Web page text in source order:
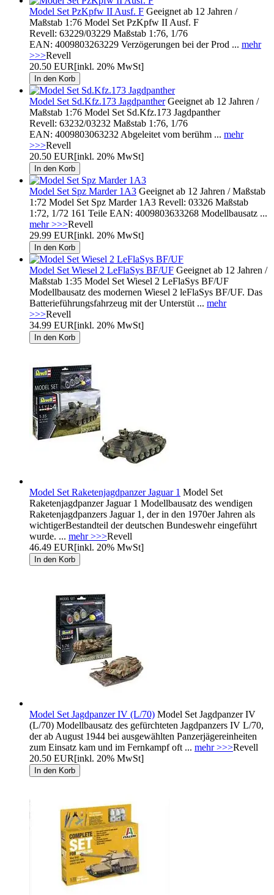
Model Set PzKpfw II Ausf. F Geeignet ab 12 Jahren /
Maßstab 1:76 Model Set PzKpfw II Ausf. F
Revell: 63229/03229 Maßstab 1:76, 1/76
EAN: 4009803263229 Verzögerungen bei der Prod ... mehr
>>>Revell
20.50 EUR[inkl. 20% MwSt]
Model Set Sd.Kfz.173 JagdpantherGeeignet ab 12 Jahren /
Maßstab 1:76 Model Set Sd.Kfz.173 Jagdpanther
Revell: 63232/03232 Maßstab 1:76, 1/76
EAN: 4009803063232 Abgeleitet vom berühm ... mehr
>>>Revell
20.50 EUR[inkl. 20% MwSt]
Model Set Spz Marder 1A3 Geeignet ab 12 Jahren / Maßstab
1:72 Model Set Spz Marder 1A3 Revell: 03326 Maßstab
1:72, 1/72 161 Teile EAN: 4009803633268 Modellbausatz ...
mehr >>>Revell
29.99 EUR[inkl. 20% MwSt]
Model Set Wiesel 2 LeFlaSys BF/UF Geeignet ab 12 Jahren /
Maßstab 1:35 Model Set Wiesel 2 LeFlaSys BF/UF
Modellbausatz des modernen Wiesel 2 leFlaSys BF/UF. Das
Batterieführungsfahrzeug mit der Unterstüt ... mehr
>>>Revell
34.99 EUR[inkl. 20% MwSt]
Model Set Raketenjagdpanzer Jaguar 1 Model Set
Raketenjagdpanzer Jaguar 1 Modellbausatz des wendigen
Raketenjagdpanzers Jaguar 1, der in den 1970er Jahren als
wichtigerBestandteil der deutschen Bundeswehr eingeführt
wurde. ... mehr >>>Revell
46.49 EUR[inkl. 20% MwSt]
Model Set Jagdpanzer IV (L/70) Model Set Jagdpanzer IV
(L/70) Modellbausatz des gefürchteten Jagdpanzers IV L/70,
der ab August 1944 bei ausgewählten Panzerjägereinheiten
zum Einsatz kam und im Fernkampf oft ... mehr >>>Revell
20.50 EUR[inkl. 20% MwSt]